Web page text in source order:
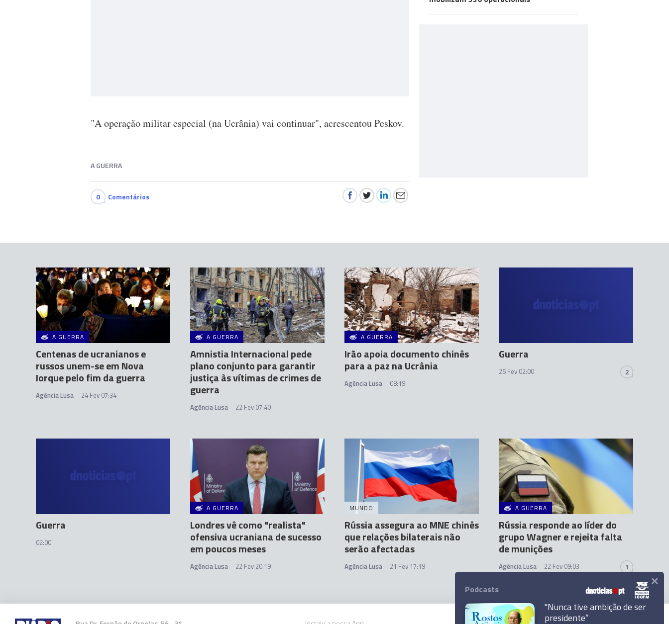
"A operação militar especial (na Ucrânia) vai continuar", acrescentou Peskov.
A GUERRA
0 Comentários
A GUERRA
Centenas de ucranianos e
russos unem-se em Nova
Iorque pelo fim da guerra
Agência Lusa 24 Fev 07:34
A GUERRA
Amnistia Internacional pede
plano conjunto para garantir
justiça às vítimas de crimes de
guerra
Agência Lusa 22 Fev 07:40
A GUERRA
Irão apoia documento chinês
para a paz na Ucrânia
Agência Lusa 08:19
Guerra
25 Fev 02:00 2
Guerra
02:00
A GUERRA
Londres vê como "realista"
ofensiva ucraniana de sucesso
em poucos meses
Agência Lusa 22 Fev 20:19
MUNDO
Rússia assegura ao MNE chinês
que relações bilaterais não
serão afectadas
Agência Lusa 21 Fev 17:19
A GUERRA
Rússia responde ao líder do
grupo Wagner e rejeita falta
de munições
Agência Lusa 22 Fev 09:03 1
Podcasts
"Nunca tive ambição de ser
presidente”
×